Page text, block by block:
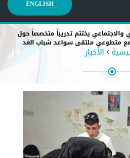
ENGLISH
والاجتماعي يختتم تدريباً متخصصاً حول
مع متطوعي ملتقى سواعد شباب الغد
الأخبار